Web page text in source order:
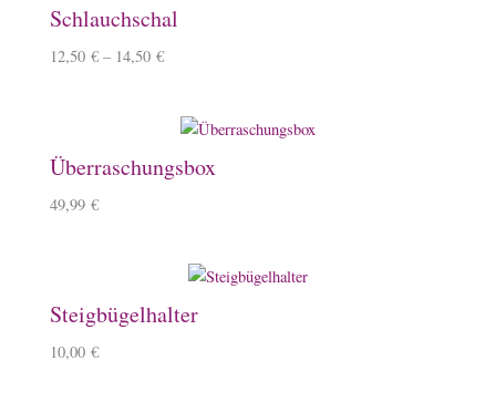
Schlauchschal
12,50 € – 14,50 €
Überraschungsbox
49,99 €
Steigbügelhalter
10,00 €